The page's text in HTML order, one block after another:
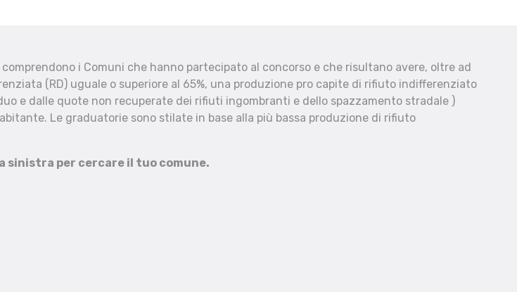
i Comuni che hanno partecipato al concorso e che risultano avere, oltre ad
(RD) uguale o superiore al 65%, una produzione pro capite di rifiuto indifferenziato
e dalle quote non recuperate dei rifiuti ingombranti e dello spazzamento stradale )
Le graduatorie sono stilate in base alla più bassa produzione di rifiuto
sinistra per cercare il tuo comune.